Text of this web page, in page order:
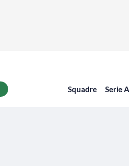
Squadre Serie A